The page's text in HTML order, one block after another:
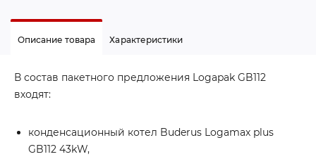
Описание товара Характеристики
В состав пакетного предложения Logapak GB112
входят:
конденсационный котел Buderus Logamax plus
GB112 43kW,